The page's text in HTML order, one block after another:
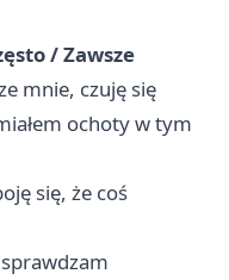
/ Zawsze
mnie, czuję się
ochoty w tym
się, że coś